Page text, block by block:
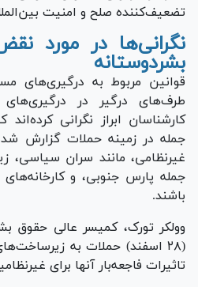
تضعیف‌کننده صلح و امنیت
نگرانی‌ها در مورد
بشردوستانه
قوانین مربوط به درگیری‌های
طرف‌های درگیر در
کارشناسان ابراز نگرانی
جمله در زمینه حملات گزارش
غیرنظامی، مانند سران سیاسی،
جمله پارس جنوبی، و
باشند.
(۲۸ اسفند) حملات به
تاثیرات فاجعه‌بار آنها برای